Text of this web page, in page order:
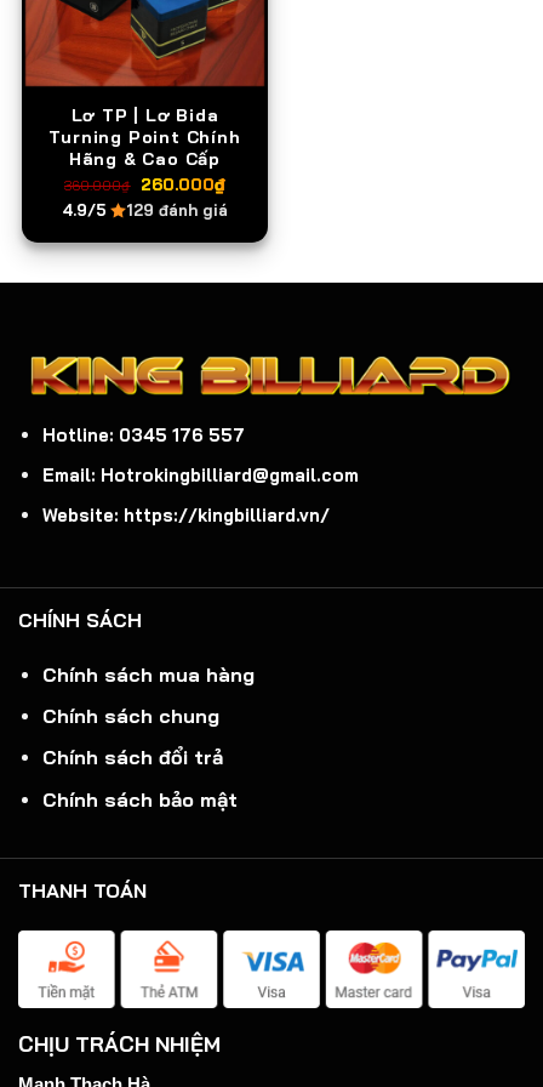
Lơ TP | Lơ Bida
Turning Point Chính
Hãng & Cao Cấp
360.000₫ Giá
gốc
là:
360.000₫.
260.000₫Giá
hiện
tại
là:
4.9/5 129 đánh giá
Hotline: 0345 176 557
Email: Hotrokingbilliard@gmail.com
Website: https://kingbilliard.vn/
CHÍNH SÁCH
Chính sách mua hàng
Chính sách chung
Chính sách đổi trả
Chính sách bảo mật
THANH TOÁN
CHỊU TRÁCH NHIỆM